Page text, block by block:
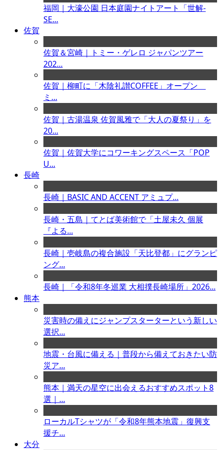
福岡｜大濠公園 日本庭園ナイトアート「世解-
SE...
佐賀
佐賀＆宮崎｜トミー・ゲレロ ジャパンツアー
202...
佐賀｜柳町に「木陰礼讃COFFEE」オープン
ミ...
佐賀｜古湯温泉 佐賀風雅で「大人の夏祭り」を
20...
佐賀｜佐賀大学にコワーキングスペース「POP
U...
長崎
長崎｜BASIC AND ACCENT アミュプ...
長崎・五島｜てとば美術館で「土屋未久 個展
『よる...
長崎｜壱岐島の複合施設「天比登都」にグランピ
ング...
長崎｜「令和8年冬巡業 大相撲長崎場所」2026...
熊本
災害時の備えにジャンプスターターという新しい
選択...
地震・台風に備える｜普段から備えておきたい防
災ア...
熊本｜満天の星空に出会えるおすすめスポット8
選｜...
ローカルTシャツが「令和8年熊本地震」復興支
援チ...
大分